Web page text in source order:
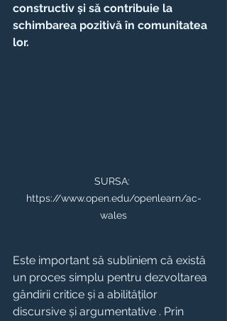
constructiv și să contribuie la
schimbarea pozitivă în comunitatea
lor.
SURSA:
https://www.open.edu/openlearn/ac-
wales
Este important să subliniem că există
un proces simplu pentru dezvoltarea
gândirii critice și a abilităților
discursive și argumentative . Prin